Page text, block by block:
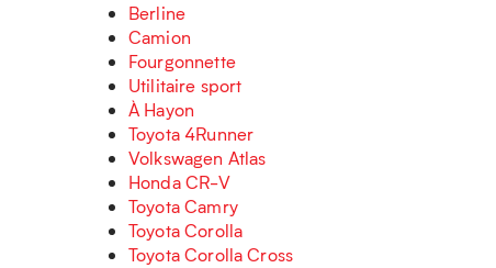
Berline
Camion
Fourgonnette
Utilitaire sport
À Hayon
Toyota 4Runner
Volkswagen Atlas
Honda CR-V
Toyota Camry
Toyota Corolla
Toyota Corolla Cross